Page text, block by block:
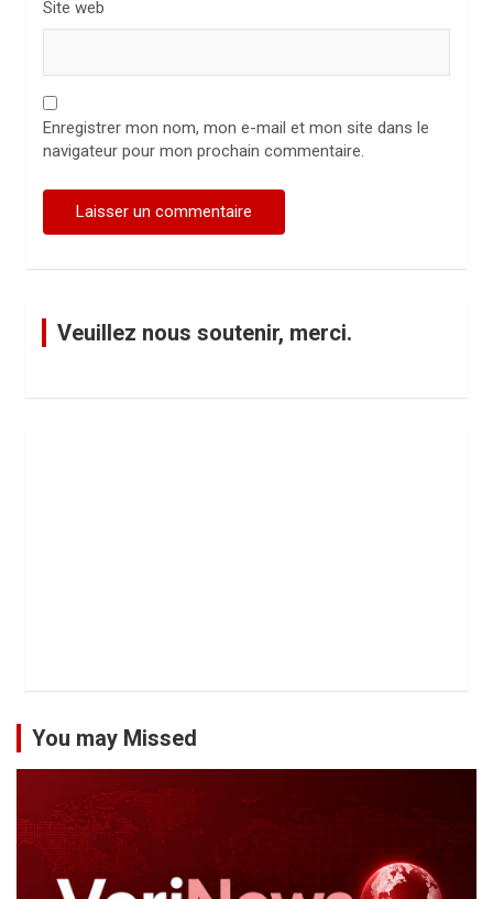
Site web
Enregistrer mon nom, mon e-mail et mon site dans le
navigateur pour mon prochain commentaire.
Veuillez nous soutenir, merci.
You may Missed